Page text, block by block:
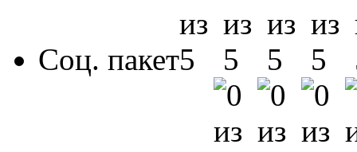
Соц. пакет